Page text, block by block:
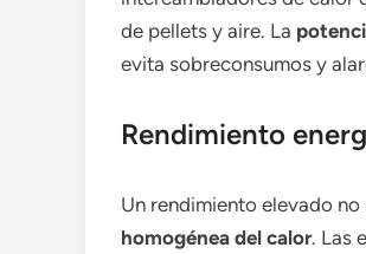
de pellets y aire. La
evita sobreconsumos y
Rendimiento
Un rendimiento elevado
homogénea del calor. Las